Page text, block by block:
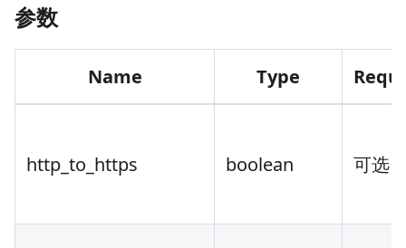
参数
Name Type
http_to_https boolean 可选